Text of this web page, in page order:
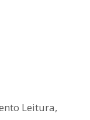
Leitura,